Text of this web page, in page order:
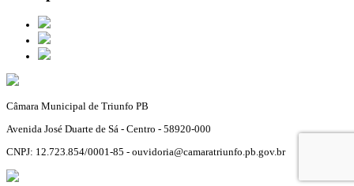
Câmara Municipal de Triunfo PB
Avenida José Duarte de Sá - Centro - 58920-000
CNPJ: 12.723.854/0001-85 - ouvidoria@camaratriunfo.pb.gov.br